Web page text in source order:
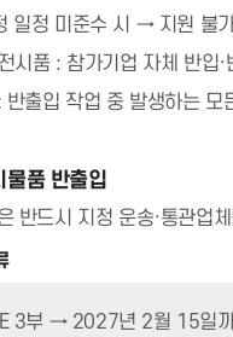
일정 미준수 시 → 지원 불
시품 : 참가기업 자체 반입·
반출입 작업 중 발생하는 모
물품 반출입
반드시 지정 운송·통관업
3부 → 2027년 2월 15일